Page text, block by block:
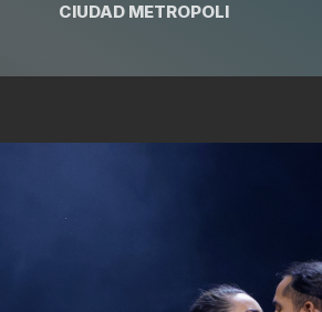
CIUDAD METROPOLI